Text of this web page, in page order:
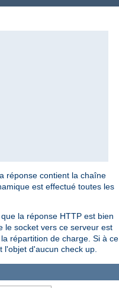
réponse contient la chaîne
est effectué toutes les
la réponse HTTP est bien
le socket vers ce serveur est
répartition de charge. Si à ce
l'objet d'aucun check up.